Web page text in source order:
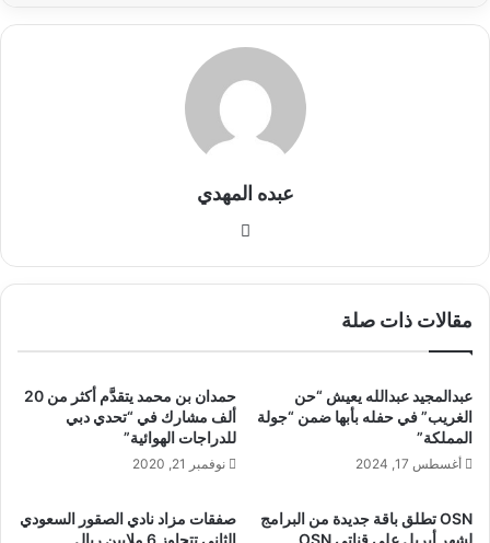
عبده المهدي
الوي
مقالات ذات صلة
عبدالمجيد عبدالله يعيش “حن
الغريب” في حفله بأبها ضمن “جولة
المملكة”
أغسطس 17, 2024
حمدان بن محمد يتقدَّم أكثر من 20
ألف مشارك في “تحدي دبي
للدراجات الهوائية”
نوفمبر 21, 2020
OSN تطلق باقة جديدة من البرامج
لشهر أبريل على قناتي OSN
صفقات مزاد نادي الصقور السعودي
الثاني تتجاوز 6 ملايين ريال